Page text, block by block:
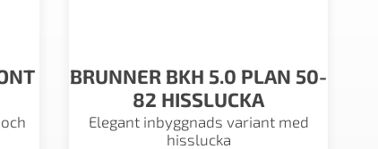
BRUNNER BKH 5.0 PLAN 50-
82 HISSLUCKA
Elegant inbyggnads variant med
hisslucka